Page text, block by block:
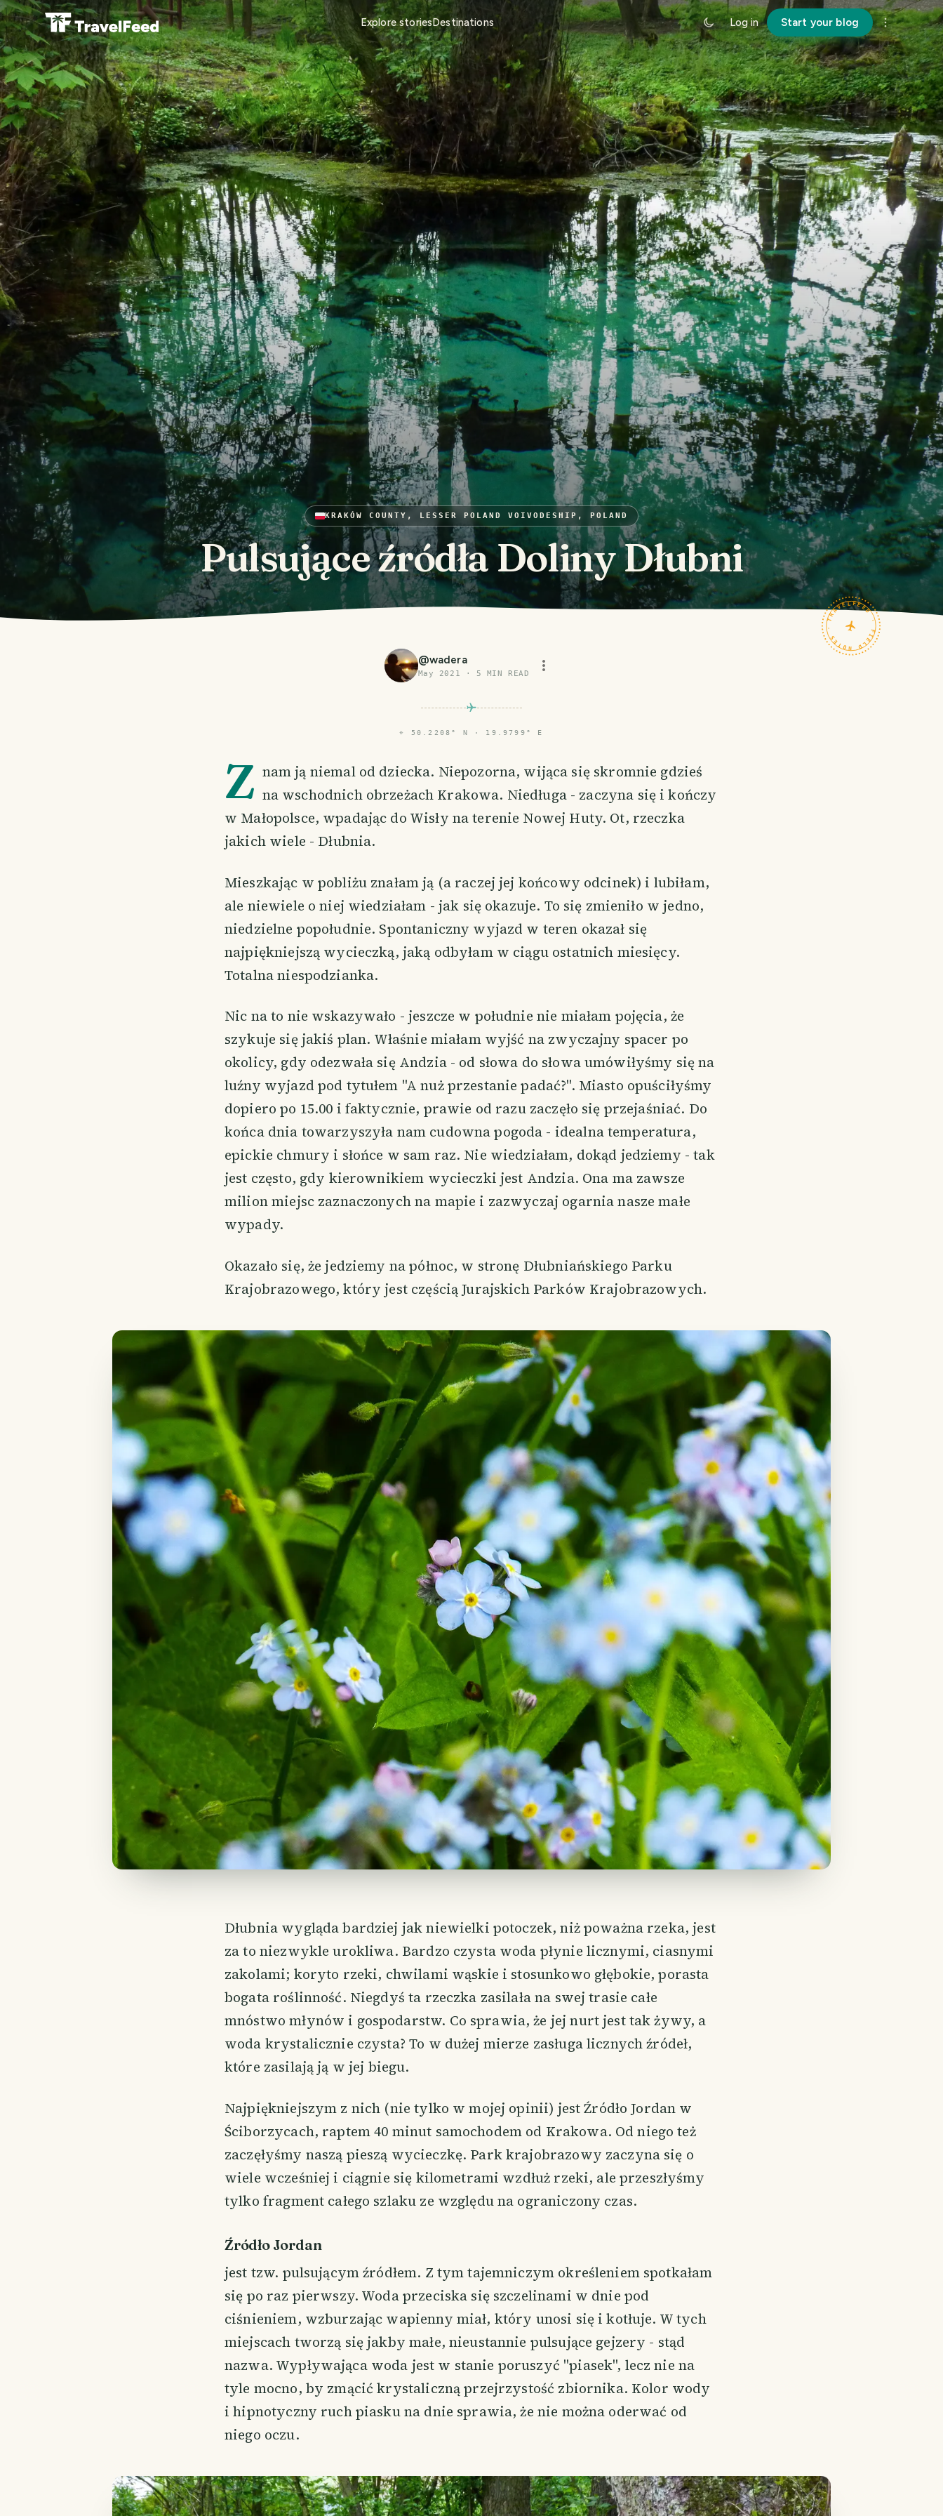
Explore storiesDestinations Log in Start your blog
KRAKÓW COUNTY, LESSER POLAND VOIVODESHIP, POLAND
Pulsujące źródła Doliny Dłubni
TRAVELFEED · FIELD NOTES ·
@wadera
May 2021 · 5 MIN READ
⌖ 50.2208° N · 19.9799° E
Z nam ją niemal od dziecka. Niepozorna, wijąca się skromnie gdzieś
na wschodnich obrzeżach Krakowa. Niedługa - zaczyna się i kończy
w Małopolsce, wpadając do Wisły na terenie Nowej Huty. Ot, rzeczka
jakich wiele - Dłubnia.
Mieszkając w pobliżu znałam ją (a raczej jej końcowy odcinek) i lubiłam,
ale niewiele o niej wiedziałam - jak się okazuje. To się zmieniło w jedno,
niedzielne popołudnie. Spontaniczny wyjazd w teren okazał się
najpiękniejszą wycieczką, jaką odbyłam w ciągu ostatnich miesięcy.
Totalna niespodzianka.
Nic na to nie wskazywało - jeszcze w południe nie miałam pojęcia, że
szykuje się jakiś plan. Właśnie miałam wyjść na zwyczajny spacer po
okolicy, gdy odezwała się Andzia - od słowa do słowa umówiłyśmy się na
luźny wyjazd pod tytułem "A nuż przestanie padać?". Miasto opuściłyśmy
dopiero po 15.00 i faktycznie, prawie od razu zaczęło się przejaśniać. Do
końca dnia towarzyszyła nam cudowna pogoda - idealna temperatura,
epickie chmury i słońce w sam raz. Nie wiedziałam, dokąd jedziemy - tak
jest często, gdy kierownikiem wycieczki jest Andzia. Ona ma zawsze
milion miejsc zaznaczonych na mapie i zazwyczaj ogarnia nasze małe
wypady.
Okazało się, że jedziemy na północ, w stronę Dłubniańskiego Parku
Krajobrazowego, który jest częścią Jurajskich Parków Krajobrazowych.
Dłubnia wygląda bardziej jak niewielki potoczek, niż poważna rzeka, jest
za to niezwykle urokliwa. Bardzo czysta woda płynie licznymi, ciasnymi
zakolami; koryto rzeki, chwilami wąskie i stosunkowo głębokie, porasta
bogata roślinność. Niegdyś ta rzeczka zasilała na swej trasie całe
mnóstwo młynów i gospodarstw. Co sprawia, że jej nurt jest tak żywy, a
woda krystalicznie czysta? To w dużej mierze zasługa licznych źródeł,
które zasilają ją w jej biegu.
Najpiękniejszym z nich (nie tylko w mojej opinii) jest Źródło Jordan w
Ściborzycach, raptem 40 minut samochodem od Krakowa. Od niego też
zaczęłyśmy naszą pieszą wycieczkę. Park krajobrazowy zaczyna się o
wiele wcześniej i ciągnie się kilometrami wzdłuż rzeki, ale przeszłyśmy
tylko fragment całego szlaku ze względu na ograniczony czas.
Źródło Jordan
jest tzw. pulsującym źródłem. Z tym tajemniczym określeniem spotkałam
się po raz pierwszy. Woda przeciska się szczelinami w dnie pod
ciśnieniem, wzburzając wapienny miał, który unosi się i kotłuje. W tych
miejscach tworzą się jakby małe, nieustannie pulsujące gejzery - stąd
nazwa. Wypływająca woda jest w stanie poruszyć "piasek", lecz nie na
tyle mocno, by zmącić krystaliczną przejrzystość zbiornika. Kolor wody
i hipnotyczny ruch piasku na dnie sprawia, że nie można oderwać od
niego oczu.